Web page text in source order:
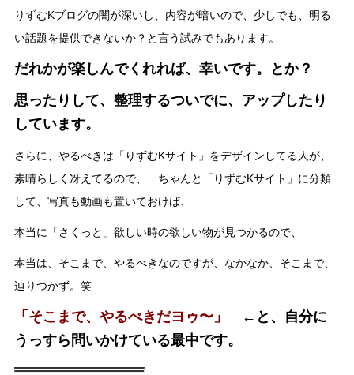
りずむKブログの闇が深いし、内容が暗いので、少しでも、明る
い話題を提供できないか？と言う試みでもあります。
だれかが楽しんでくれれば、幸いです。とか？
思ったりして、整理するついでに、アップしたり
しています。
さらに、やるべきは「りずむKサイト」をデザインしてる人が、
素晴らしく冴えてるので、 ちゃんと「りずむKサイト」に分類
して、写真も動画も置いておけば、
本当に「さくっと」欲しい時の欲しい物が見つかるので、
本当は、そこまで、やるべきなのですが、なかなか、そこまで、
辿りつかず。笑
「そこまで、やるべきだヨゥ〜」
←と、自分に
うっすら問いかけている最中です。